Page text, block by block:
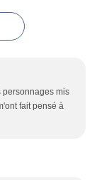
personnages mis
fait pensé à